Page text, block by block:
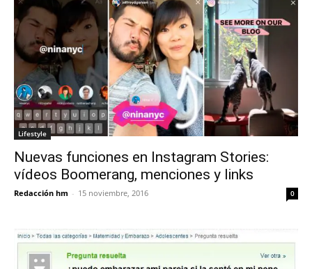
Lifestyle
Nuevas funciones en Instagram Stories:
vídeos Boomerang, menciones y links
Redacción hm - 15 noviembre, 2016 0